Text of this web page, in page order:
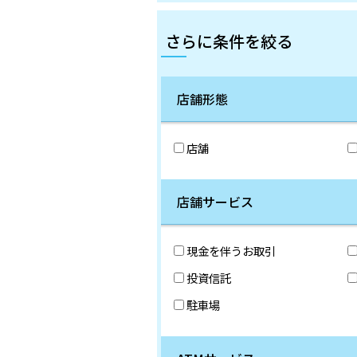
さらに条件を絞る
店舗形態
店舗
店舗サービス
現金を伴うお取引
投資信託
駐車場